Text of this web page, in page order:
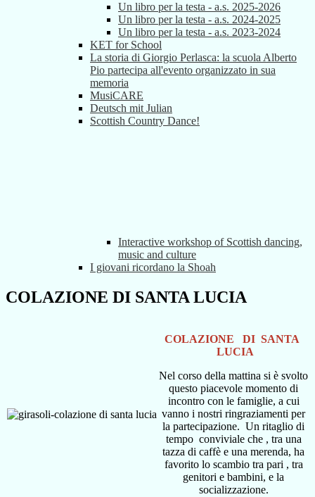
Un libro per la testa - a.s. 2025-2026
Un libro per la testa - a.s. 2024-2025
Un libro per la testa - a.s. 2023-2024
KET for School
La storia di Giorgio Perlasca: la scuola Alberto
Pio partecipa all'evento organizzato in sua
memoria
MusiCARE
Deutsch mit Julian
Scottish Country Dance!
Interactive workshop of Scottish dancing,
music and culture
I giovani ricordano la Shoah
COLAZIONE DI SANTA LUCIA
COLAZIONE DI SANTA
LUCIA
Nel corso della mattina si è svolto
questo piacevole momento di
incontro con le famiglie, a cui
vanno i nostri ringraziamenti per
la partecipazione. Un ritaglio di
tempo conviviale che , tra una
tazza di caffè e una merenda, ha
favorito lo scambio tra pari , tra
genitori e bambini, e la
socializzazione.